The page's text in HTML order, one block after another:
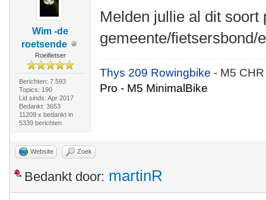
Wim -de
roetsende
Roeifietser
Berichten: 7.593
Topics: 190
Lid sinds: Apr 2017
Bedankt: 3653
11209 x bedankt in
5339 berichten
Melden jullie al dit soort
gemeente/fietsersbond/
Thys 209 Rowingbike- M5
Pro - M5 MinimalBike
Website Zoek
Bedankt door: martinR